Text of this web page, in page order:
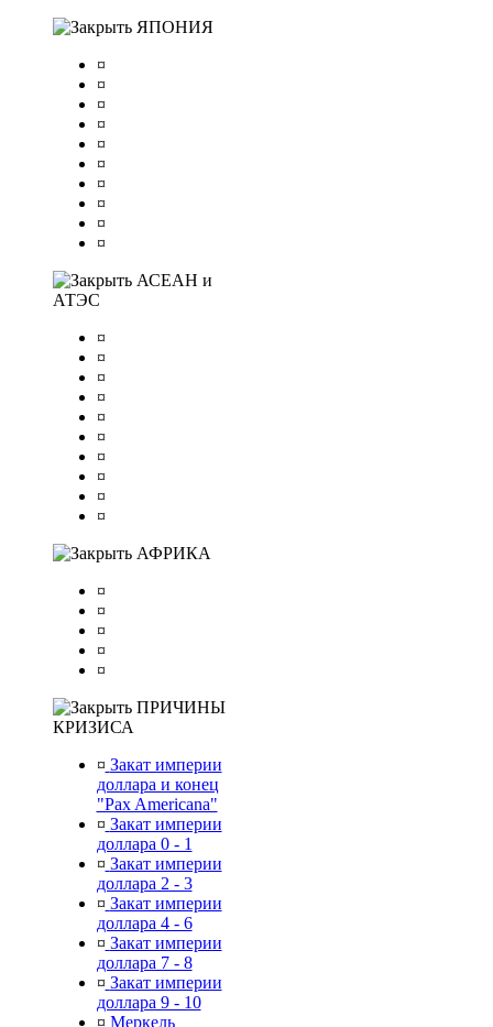
ЯПОНИЯ
¤
¤
¤
¤
¤
¤
¤
¤
¤
¤
АСЕАН и
АТЭС
¤
¤
¤
¤
¤
¤
¤
¤
¤
¤
АФРИКА
¤
¤
¤
¤
¤
ПРИЧИНЫ
КРИЗИСА
¤ Закат империи
доллара и конец
"Pax Americana"
¤ Закат империи
доллара 0 - 1
¤ Закат империи
доллара 2 - 3
¤ Закат империи
доллара 4 - 6
¤ Закат империи
доллара 7 - 8
¤ Закат империи
доллара 9 - 10
¤ Меркель